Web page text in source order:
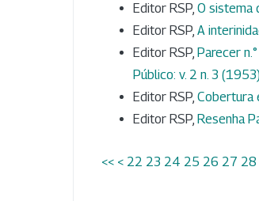
Editor RSP, O sistema
Editor RSP, A
Editor RSP, Parecer
Público: v. 2 n. 3 (1953)
Editor RSP, Cobertura
Editor RSP, Resenha
<< < 22 23 24 25 26 27 28